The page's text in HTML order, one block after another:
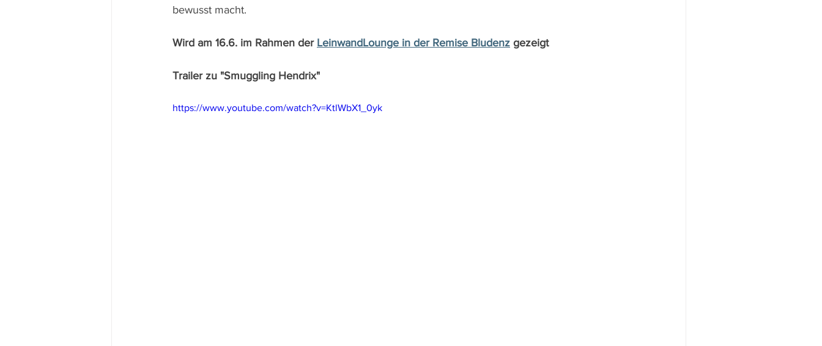
bewusst macht.
Wird am 16.6. im Rahmen der LeinwandLounge in der Remise Bludenz gezeigt
Trailer zu "Smuggling Hendrix"
https://www.youtube.com/watch?v=KtlWbX1_0yk